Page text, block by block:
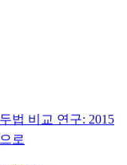
법 비교 연구: 2015
로